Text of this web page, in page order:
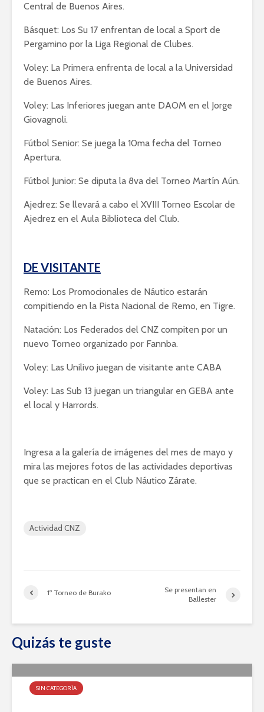
Central de Buenos Aires.
Básquet: Los Su 17 enfrentan de local a Sport de
Pergamino por la Liga Regional de Clubes.
Voley: La Primera enfrenta de local a la Universidad
de Buenos Aires.
Voley: Las Inferiores juegan ante DAOM en el Jorge
Giovagnoli.
Fútbol Senior: Se juega la 10ma fecha del Torneo
Apertura.
Fútbol Junior: Se diputa la 8va del Torneo Martín Aún.
Ajedrez: Se llevará a cabo el XVIII Torneo Escolar de
Ajedrez en el Aula Biblioteca del Club.
DE VISITANTE
Remo: Los Promocionales de Náutico estarán
compitiendo en la Pista Nacional de Remo, en Tigre.
Natación: Los Federados del CNZ compiten por un
nuevo Torneo organizado por Fannba.
Voley: Las Unilivo juegan de visitante ante CABA
Voley: Las Sub 13 juegan un triangular en GEBA ante
el local y Harrords.
Ingresa a la galería de imágenes del mes de mayo y
mira las mejores fotos de las actividades deportivas
que se practican en el Club Náutico Zárate.
Actividad CNZ
1º Torneo de Burako
Se presentan en
Ballester
Quizás te guste
SIN CATEGORÍA